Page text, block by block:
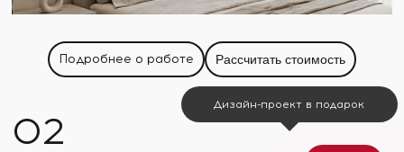
Подробнее о работе Рассчитать стоимость
Дизайн-проект в подарок